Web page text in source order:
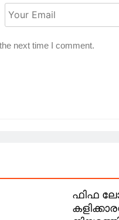
next time I comment.
ഫിഫ